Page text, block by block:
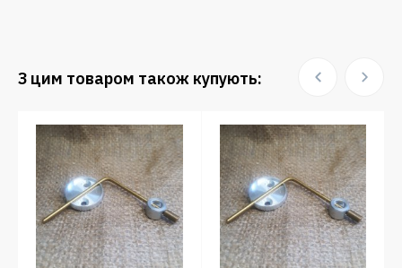
З цим товаром також купують: